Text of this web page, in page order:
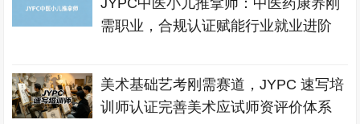
JYPC中医小儿推拿师：中医药康养刚
需职业，合规认证赋能行业就业进阶
美术基础艺考刚需赛道，JYPC 速写培
训师认证完善美术应试师资评价体系